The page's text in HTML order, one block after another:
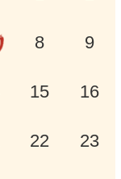
8 9
15 16
22 23